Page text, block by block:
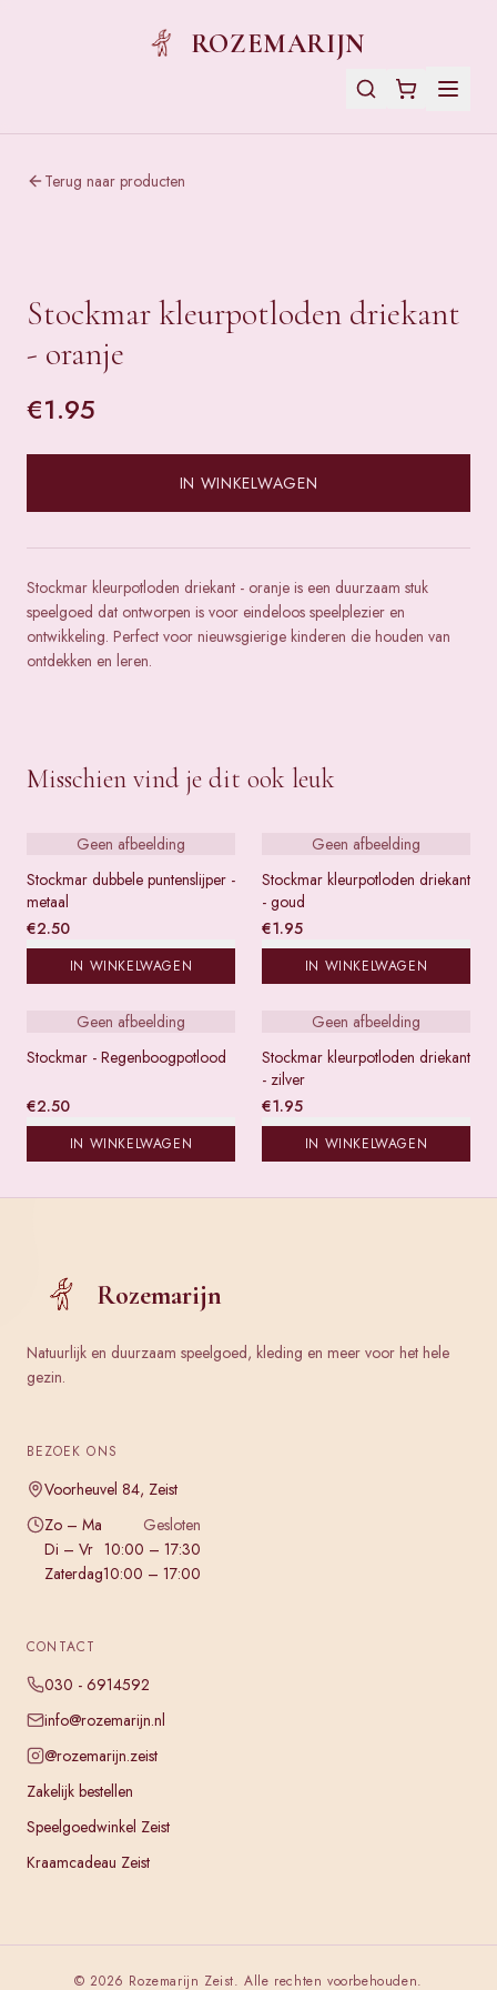
ROZEMARIJN
Terug naar producten
Stockmar kleurpotloden driekant
- oranje
€1.95
IN WINKELWAGEN
Stockmar kleurpotloden driekant - oranje is een duurzaam stuk
speelgoed dat ontworpen is voor eindeloos speelplezier en
ontwikkeling. Perfect voor nieuwsgierige kinderen die houden van
ontdekken en leren.
Misschien vind je dit ook leuk
Geen afbeelding
Stockmar dubbele puntenslijper -
metaal
€2.50
IN WINKELWAGEN
Geen afbeelding
Stockmar kleurpotloden driekant
- goud
€1.95
IN WINKELWAGEN
Geen afbeelding
Stockmar - Regenboogpotlood
€2.50
IN WINKELWAGEN
Geen afbeelding
Stockmar kleurpotloden driekant
- zilver
€1.95
IN WINKELWAGEN
Rozemarijn
Natuurlijk en duurzaam speelgoed, kleding en meer voor het hele
gezin.
BEZOEK ONS
Voorheuvel 84, Zeist
Zo – Ma
Gesloten
Di – Vr 10:00 – 17:30
Zaterdag10:00 – 17:00
CONTACT
030 - 6914592
info@rozemarijn.nl
@rozemarijn.zeist
Zakelijk bestellen
Speelgoedwinkel Zeist
Kraamcadeau Zeist
© 2026 Rozemarijn Zeist. Alle rechten voorbehouden.